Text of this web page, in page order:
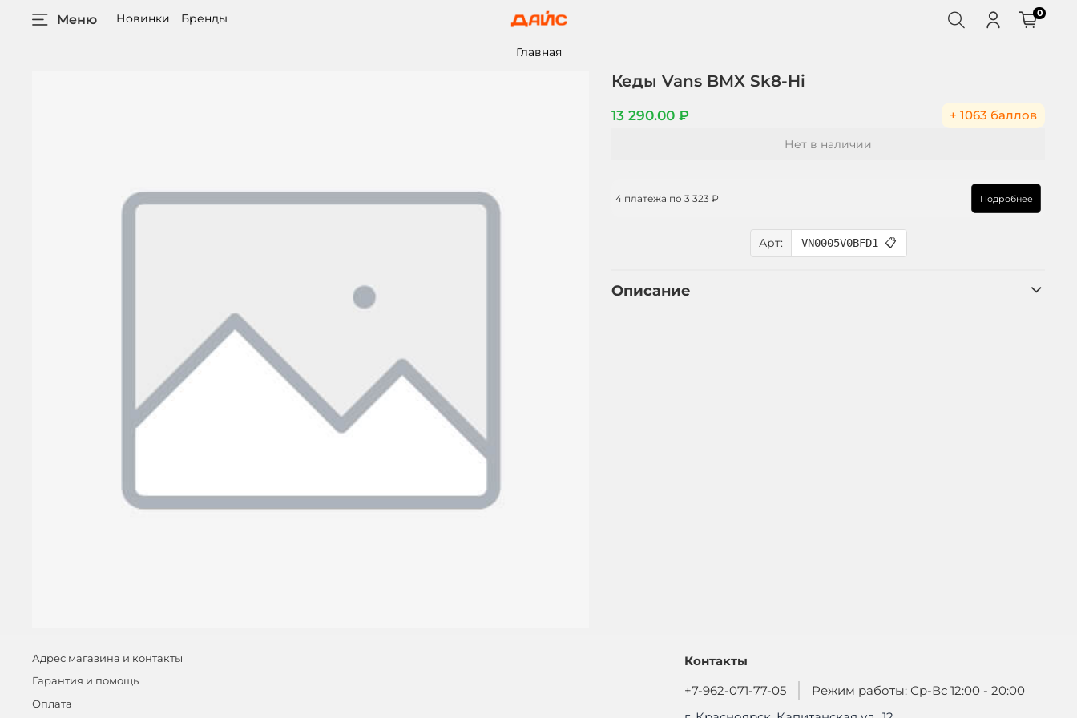
Меню Новинки Бренды 0
Главная
Кеды Vans BMX Sk8-Hi
13 290.00 ₽ + 1063 баллов
Арт: VN0005V0BFD1 📋
Нет в наличии
4 платежа по3 323 ₽ Подробнее
Описание
Адрес магазина и контакты
Гарантия и помощь
Оплата
Контакты
+7-962-071-77-05
Режим работы: Ср-Вс 12:00 - 20:00